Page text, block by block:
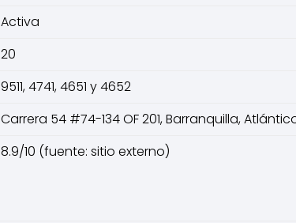
Activa
20
9511, 4741, 4651 y 4652
Carrera 54 #74-134 OF 201, Barranquilla,
8.9/10 (fuente: sitio externo)